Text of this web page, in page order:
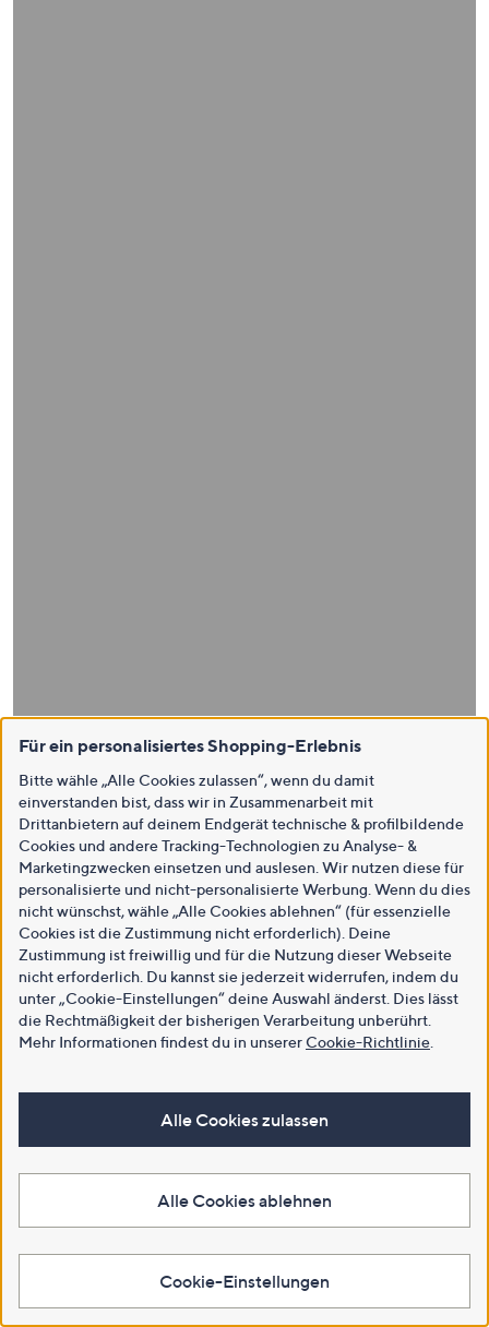
Für ein personalisiertes Shopping-Erlebnis
Bitte wähle „Alle Cookies zulassen“, wenn du damit
einverstanden bist, dass wir in Zusammenarbeit mit
Drittanbietern auf deinem Endgerät technische & profilbildende
Cookies und andere Tracking-Technologien zu Analyse- &
Marketingzwecken einsetzen und auslesen. Wir nutzen diese für
personalisierte und nicht-personalisierte Werbung. Wenn du dies
nicht wünschst, wähle „Alle Cookies ablehnen“ (für essenzielle
Cookies ist die Zustimmung nicht erforderlich). Deine
Zustimmung ist freiwillig und für die Nutzung dieser Webseite
nicht erforderlich. Du kannst sie jederzeit widerrufen, indem du
unter „Cookie-Einstellungen“ deine Auswahl änderst. Dies lässt
die Rechtmäßigkeit der bisherigen Verarbeitung unberührt.
Mehr Informationen findest du in unsererCookie-Richtlinie
Alle Cookies zulassen
Alle Cookies ablehnen
Cookie-Einstellungen